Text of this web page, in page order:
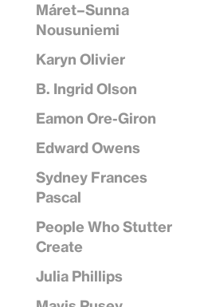
Máret–Sunna
Nousuniemi
Karyn Olivier
B. Ingrid Olson
Eamon Ore-Giron
Edward Owens
Sydney Frances
Pascal
People Who Stutter
Create
Julia Phillips